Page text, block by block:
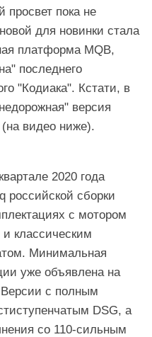
просвет пока не
для новинки стала
платформа MQB,
последнего
"Кодиака". Кстати, в
версия
(на видео ниже).
2020 года
российской сборки
с мотором
классическим
Минимальная
уже объявлена на
Версии с полным
DSG, а
со 110-сильным